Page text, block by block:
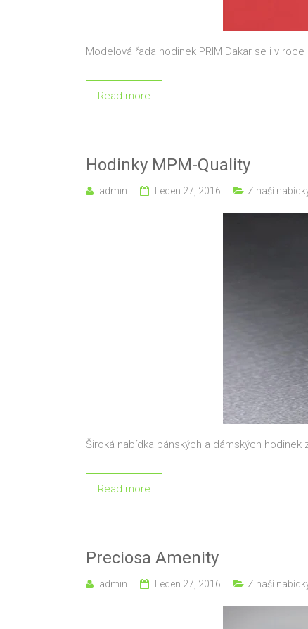
Modelová řada hodinek PRIM Dakar se i v
Read more
Hodinky MPM-Quality
admin Leden 27, 2016 Z naší
Široká nabídka pánských a dámských hodinek
Read more
Preciosa Amenity
admin Leden 27, 2016 Z naší